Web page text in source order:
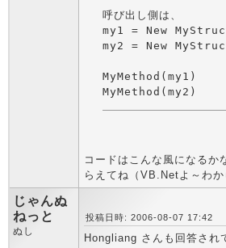
呼び出し側は、
my1 = New
my2 = New
MyMethod(my1)
コードはこんな風になるか
らえてね（VB.Netよ～わか
じゃんぬ
ねっと
ぬし
投稿日時: 2006-08-07 17:42
Hongliang さんも回答され